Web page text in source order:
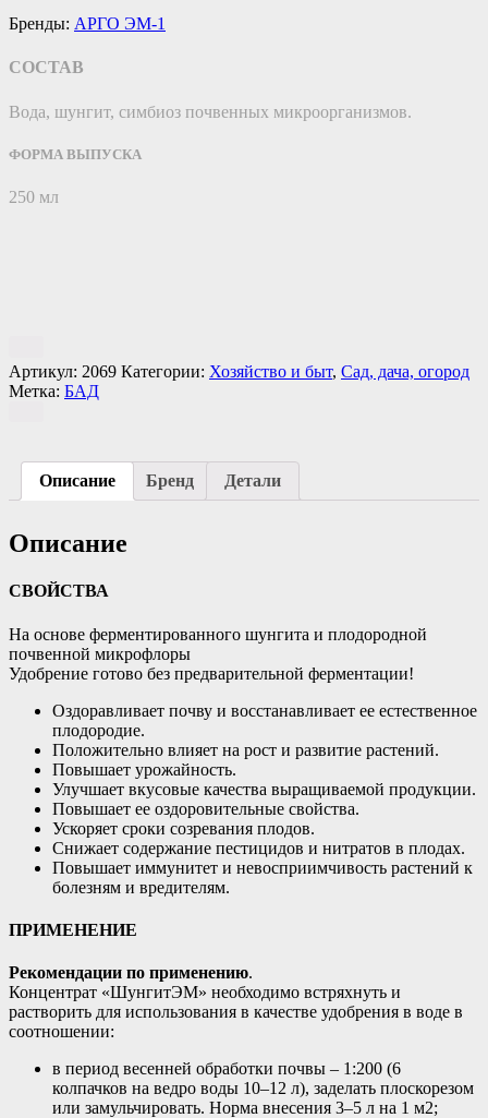
Бренды: АРГО ЭМ-1
СОСТАВ
Вода, шунгит, симбиоз почвенных микроорганизмов.
ФОРМА ВЫПУСКА
250 мл
Артикул: 2069 Категории: Хозяйство и быт, Сад, дача, огород
Метка: БАД
Описание Бренд Детали
Описание
СВОЙСТВА
На основе ферментированного шунгита и плодородной
почвенной микрофлоры
Удобрение готово без предварительной ферментации!
Оздоравливает почву и восстанавливает ее естественное
плодородие.
Положительно влияет на рост и развитие растений.
Повышает урожайность.
Улучшает вкусовые качества выращиваемой продукции.
Повышает ее оздоровительные свойства.
Ускоряет сроки созревания плодов.
Снижает содержание пестицидов и нитратов в плодах.
Повышает иммунитет и невосприимчивость растений к
болезням и вредителям.
ПРИМЕНЕНИЕ
Рекомендации по применению.
Концентрат «ШунгитЭМ» необходимо встряхнуть и
растворить для использования в качестве удобрения в воде в
соотношении:
в период весенней обработки почвы – 1:200 (6
колпачков на ведро воды 10–12 л), заделать плоскорезом
или замульчировать. Норма внесения 3–5 л на 1 м2;